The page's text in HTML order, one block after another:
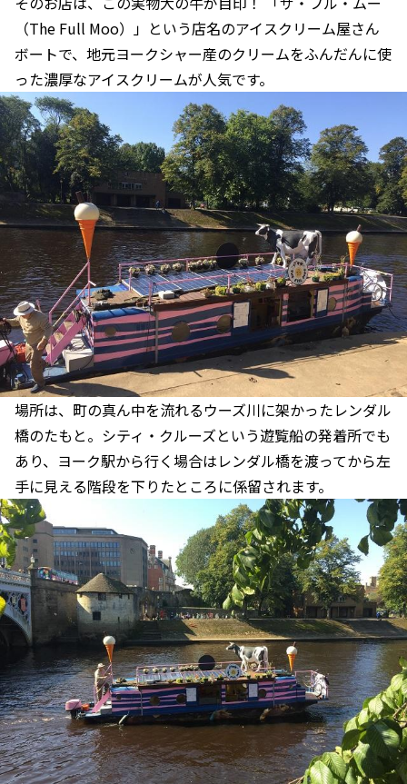
（The Full Moo）」という店名のアイスクリーム屋さん
ボートで、地元ヨークシャー産のクリームをふんだんに使
った濃厚なアイスクリームが人気です。
場所は、町の真ん中を流れるウーズ川に架かったレンダル
橋のたもと。シティ・クルーズという遊覧船の発着所でも
あり、ヨーク駅から行く場合はレンダル橋を渡ってから左
手に見える階段を下りたところに係留されます。